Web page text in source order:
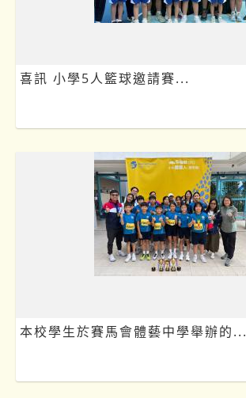
喜訊 小學5人籃球邀請賽...
本校學生於賽馬會體藝中學舉辦的...